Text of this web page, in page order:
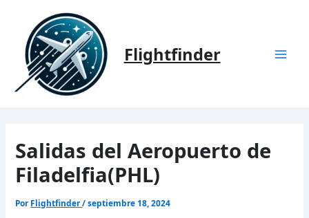
contenido
Flightfinder
Salidas del Aeropuerto de
Filadelfia(PHL)
Por Flightfinder/septiembre 18, 2024